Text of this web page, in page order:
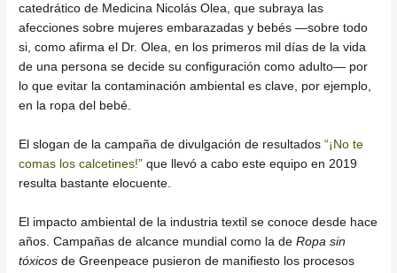
catedrático de Medicina Nicolás Olea, que subraya las
afecciones sobre mujeres embarazadas y bebés —sobre todo
si, como afirma el Dr. Olea, en los primeros mil días de la vida
de una persona se decide su configuración como adulto— por
lo que evitar la contaminación ambiental es clave, por ejemplo,
en la ropa del bebé.
El slogan de la campaña de divulgación de resultados“¡No te
comas los calcetines!”que llevó a cabo este equipo en 2019
resulta bastante elocuente.
El impacto ambiental de la industria textil se conoce desde hace
años. Campañas de alcance mundial como la deRopa sin
tóxicos de Greenpeace pusieron de manifiesto los procesos